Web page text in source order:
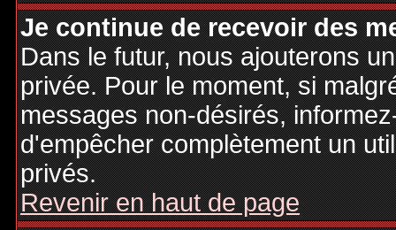
Je continue de recevoir des
Dans le futur, nous ajouterons
privée. Pour le moment, si
messages non-désirés,
d'empêcher complètement un
privés.
Revenir en haut de page